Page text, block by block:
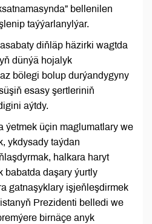
bellenilen
taýýarlanylýar.
diňläp häzirki wagtda
dünýä hojalyk
bölegi bolup durýandygyny
esasy şertleriniň
aýtdy.
ýetmek üçin maglumatlary we
ykdysady taýdan
halkara haryt
babatda daşary ýurtly
gatnaşyklary işjeňleşdirmek
Prezidenti belledi we
birnäçe anyk